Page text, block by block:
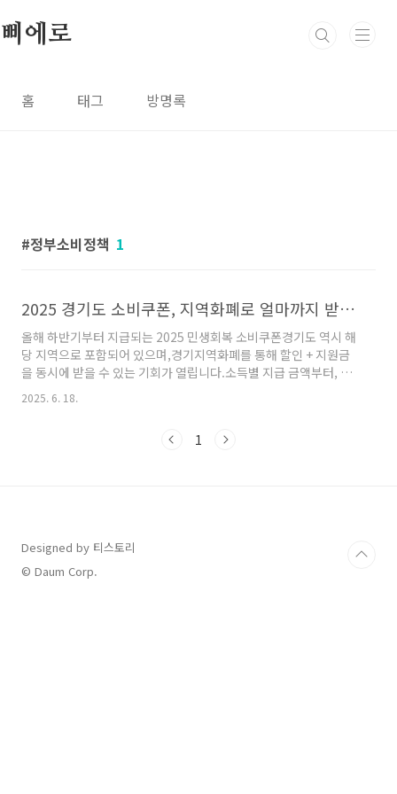
삐에로
홈 태그 방명록
정부소비정책 1
2025 경기도 소비쿠폰, 지역화폐로 얼마까지 받을 수 있을까?
올해 하반기부터 지급되는 2025 민생회복 소비쿠폰경기도 역시 해
당 지역으로 포함되어 있으며,경기지역화폐를 통해 할인 + 지원금
을 동시에 받을 수 있는 기회가 열립니다.소득별 지급 금액부터, 언
제 어떻게 쓰는지까지 지금 확인해보세요.경기도 소비쿠폰 지급 대
상 및 방식정부 2차 추경을 통해 전국민 소비 지원 정책 시행경기도
예정, 자동 지급 또는 앱 충전 방식소득별 예상 지급 금액소득구간
2025. 6. 18.
1
Designed by 티스토리
© Daum Corp.